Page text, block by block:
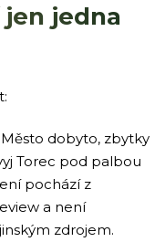
jedna
Město dobyto, zbytky
Torec pod palbou
pochází z
a není
zdrojem.